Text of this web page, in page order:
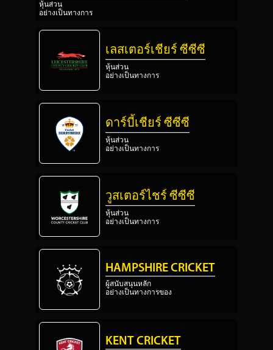
หุ้นส่วน
อย่างเป็นทางการ
เลสเตอร์เชียร์ ซีซีซี
หุ้นส่วน
อย่างเป็นทางการ
ดาร์บี้เชียร์ ซีซีซี
หุ้นส่วน
อย่างเป็นทางการ
วูสเตอร์ไชร์ ซีซีซี
หุ้นส่วน
อย่างเป็นทางการ
HAMPSHIRE CRICKET
ผู้สนับสนุนหลัก
อย่างเป็นทางการของ
KENT CRICKET